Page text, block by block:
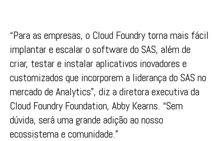
“Para as empresas, o Cloud Foundry torna mais fácil
implantar e escalar o software do SAS, além de
criar, testar e instalar aplicativos inovadores e
customizados que incorporem a liderança do SAS no
mercado de Analytics”, diz a diretora executiva da
Cloud Foundry Foundation, Abby Kearns. “Sem
dúvida, será uma grande adição ao nosso
ecossistema e comunidade.”